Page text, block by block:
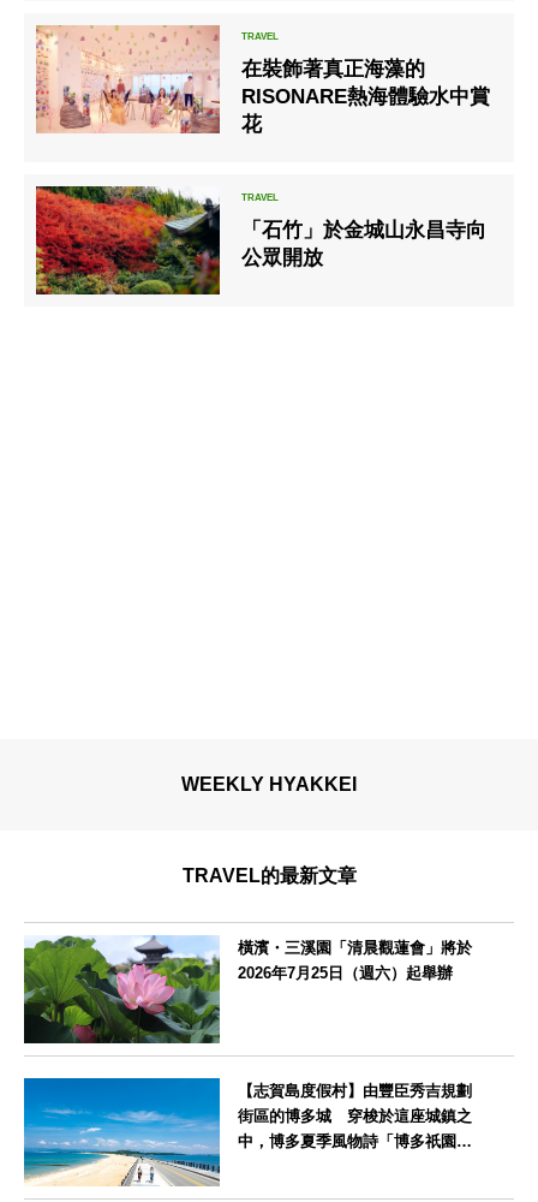
在裝飾著真正海藻的
RISONARE熱海體驗水中賞
花
「石竹」於金城山永昌寺向
公眾開放
WEEKLY HYAKKEI
TRAVEL的最新文章
橫濱・三溪園「清晨觀蓮會」將於
2026年7月25日（週六）起舉辦
【志賀島度假村】由豐臣秀吉規劃
街區的博多城 穿梭於這座城鎮之
中，博多夏季風物詩「博多祇園山